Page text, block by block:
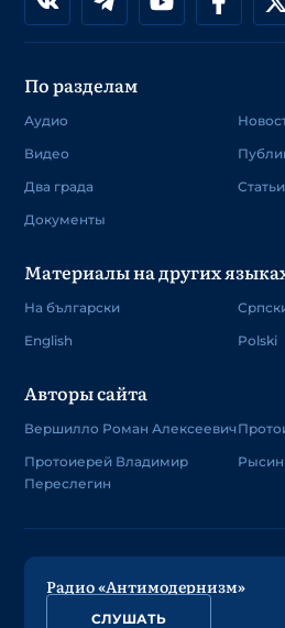
По разделам
Аудио
Видео
Два града
Документы
Статьи
Материалы на других
На български
English
Polski
Авторы сайта
Вершилло Роман Алексеевич
Протоиерей Владимир
Переслегин
Радио «Антимодернизм»
СЛУШАТЬ